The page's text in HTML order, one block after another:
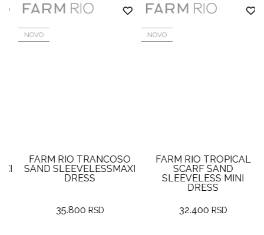
NOVO
FARM RIO TRANCOSO
SAND SLEEVELESSMAXI
DRESS
35.800RSD
NOVO
FARM RIO TROPICAL
SCARF SAND
SLEEVELESS MINI
DRESS
32.400RSD